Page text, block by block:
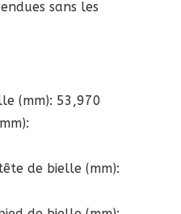
sans les
(mm): 53,970
de bielle (mm):